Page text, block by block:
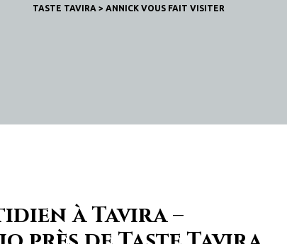
TASTE TAVIRA > ANNICK VOUS FAIT VISITER
à Tavira –